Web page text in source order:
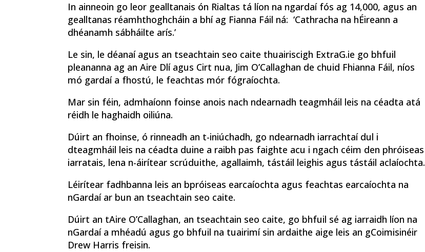
In ainneoin go leor gealltanais ón Rialtas tá líon na ngardaí fós ag 14,000, agus an
gealltanas réamhthoghcháin a bhí ag Fianna Fáil ná: ‘Cathracha na hÉireann a
dhéanamh sábháilte arís.’
Le sin, le déanaí agus an tseachtain seo caite thuairiscigh ExtraG.ie go bhfuil
pleananna ag an Aire Dlí agus Cirt nua, Jim O’Callaghan de chuid Fhianna Fáil, níos
mó gardaí a fhostú, le feachtas mór fógraíochta.
Mar sin féin, admhaíonn foinse anois nach ndearnadh teagmháil leis na céadta atá
réidh le haghaidh oiliúna.
Dúirt an fhoinse, ó rinneadh an t-iniúchadh, go ndearnadh iarrachtaí dul i
dteagmháil leis na céadta duine a raibh pas faighte acu i ngach céim den phróiseas
iarratais, lena n-áirítear scrúduithe, agallaimh, tástáil leighis agus tástáil aclaíochta.
Léirítear fadhbanna leis an bpróiseas earcaíochta agus feachtas earcaíochta na
nGardaí ar bun an tseachtain seo caite.
Dúirt an tAire O’Callaghan, an tseachtain seo caite, go bhfuil sé ag iarraidh líon na
nGardaí a mhéadú agus go bhfuil na tuairimí sin ardaithe aige leis an gCoimisinéir
Drew Harris freisin.